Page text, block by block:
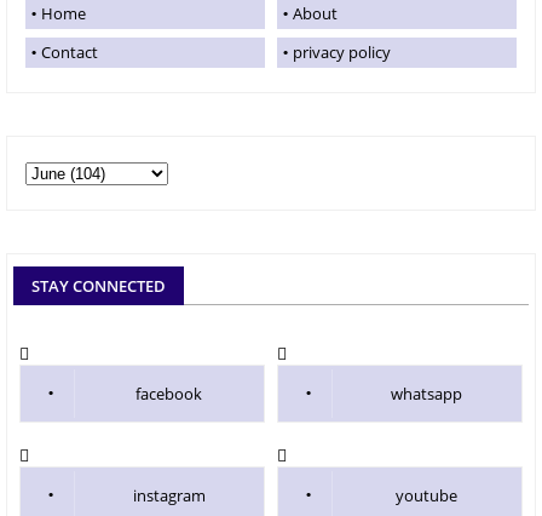
Home
About
Contact
privacy policy
STAY CONNECTED
facebook whatsapp
instagram youtube